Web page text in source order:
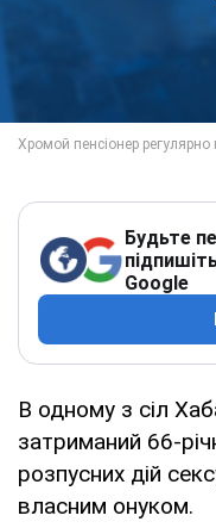
Будьте
Google
В одному з сіл
затриманий 66-
розпусних дій
власним онуком.